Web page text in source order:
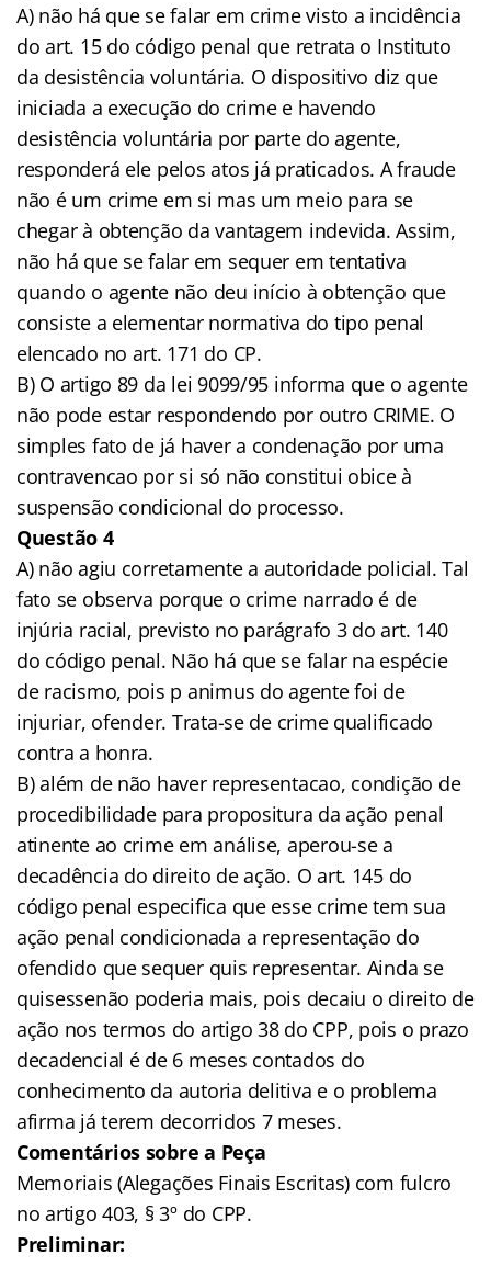
A) não há que se falar em crime visto a incidência
do art. 15 do código penal que retrata o Instituto
da desistência voluntária. O dispositivo diz que
iniciada a execução do crime e havendo
desistência voluntária por parte do agente,
responderá ele pelos atos já praticados. A fraude
não é um crime em si mas um meio para se
chegar à obtenção da vantagem indevida. Assim,
não há que se falar em sequer em tentativa
quando o agente não deu início à obtenção que
consiste a elementar normativa do tipo penal
elencado no art. 171 do CP.
B) O artigo 89 da lei 9099/95 informa que o agente
não pode estar respondendo por outro CRIME. O
simples fato de já haver a condenação por uma
contravencao por si só não constitui obice à
suspensão condicional do processo.
Questão 4
A) não agiu corretamente a autoridade policial. Tal
fato se observa porque o crime narrado é de
injúria racial, previsto no parágrafo 3 do art. 140
do código penal. Não há que se falar na espécie
de racismo, pois p animus do agente foi de
injuriar, ofender. Trata-se de crime qualificado
contra a honra.
B) além de não haver representacao, condição de
procedibilidade para propositura da ação penal
atinente ao crime em análise, aperou-se a
decadência do direito de ação. O art. 145 do
código penal especifica que esse crime tem sua
ação penal condicionada a representação do
ofendido que sequer quis representar. Ainda se
quisessenão poderia mais, pois decaiu o direito de
ação nos termos do artigo 38 do CPP, pois o prazo
decadencial é de 6 meses contados do
conhecimento da autoria delitiva e o problema
afirma já terem decorridos 7 meses.
Comentários sobre a Peça
Memoriais (Alegações Finais Escritas) com fulcro
no artigo 403, § 3º do CPP.
Preliminar: